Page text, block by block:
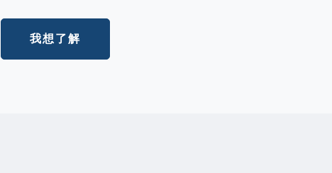
我想了解